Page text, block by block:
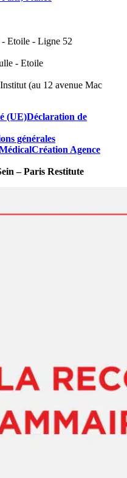
Etoile - Ligne 52
- Etoile
(au 12 avenue Mac
(UE)Déclaration de
générales
Création Agence
– Paris Restitute